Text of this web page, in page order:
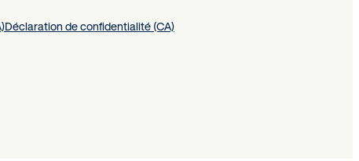
Déclaration de confidentialité (CA)